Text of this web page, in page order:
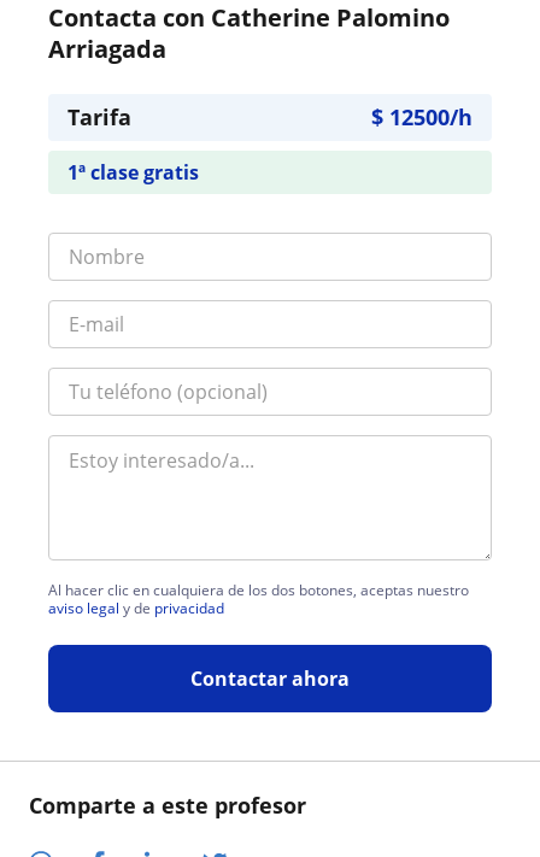
Comparte a este profesor
Contacta con Catherine Palomino
Arriagada
Tarifa $ 12500/h
1ª clase gratis
Al hacer clic en cualquiera de los dos botones, aceptas nuestro
aviso legal y de privacidad
Contactar ahora